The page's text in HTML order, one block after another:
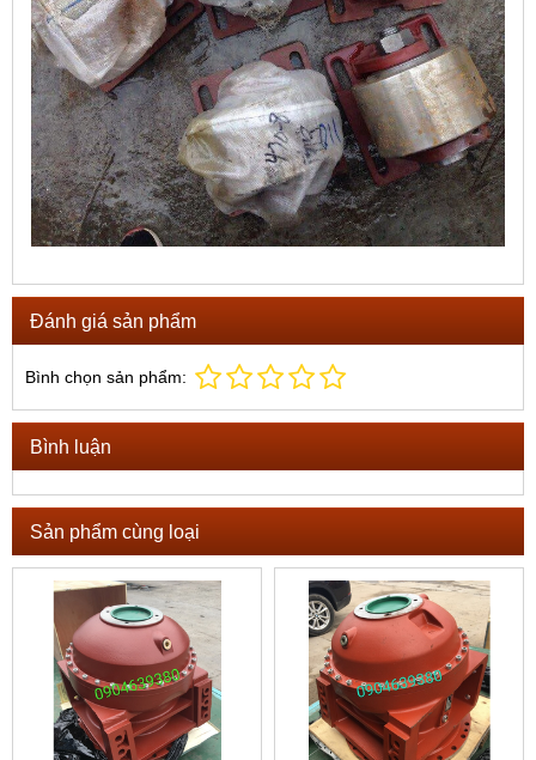
Đánh giá sản phẩm
Bình chọn sản phẩm:
Bình luận
Sản phẩm cùng loại